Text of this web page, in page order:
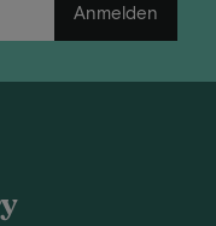
Anmelden